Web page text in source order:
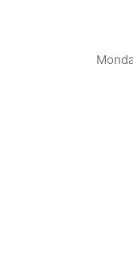
CATÉGORIE DE